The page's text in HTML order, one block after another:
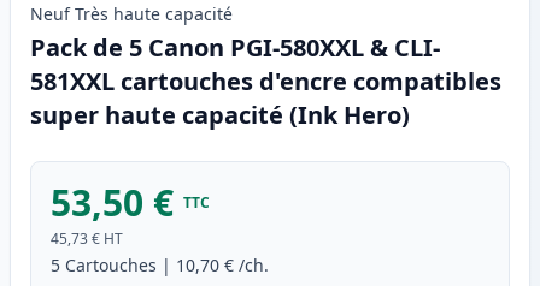
Neuf Très haute capacité
Pack de 5 Canon PGI-580XXL & CLI-
581XXL cartouches d'encre compatibles
super haute capacité (Ink Hero)
53,50 € TTC
45,73 € HT
5 Cartouches | 10,70 € /ch.